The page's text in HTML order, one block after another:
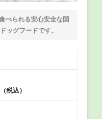
べられる安心安全な国
ッグフードです。
税込）